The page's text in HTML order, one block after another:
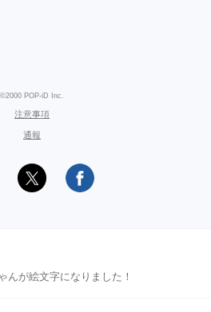
©2000 POP-iD Inc.
注意事項
通報
んが絵文字になりました！